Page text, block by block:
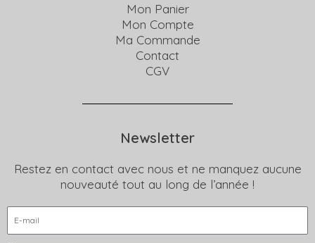
Mon Panier
Mon Compte
Ma Commande
Contact
CGV
Newsletter
Restez en contact avec nous et ne manquez aucune
nouveauté tout au long de l’année !